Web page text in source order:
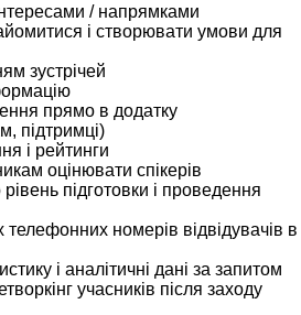
/ напрямками
і створювати умови для
зустрічей
прямо в додатку
підтримці)
і рейтинги
оцінювати спікерів
підготовки і проведення
номерів відвідувачів в
і аналітичні дані за запитом
учасників після заходу